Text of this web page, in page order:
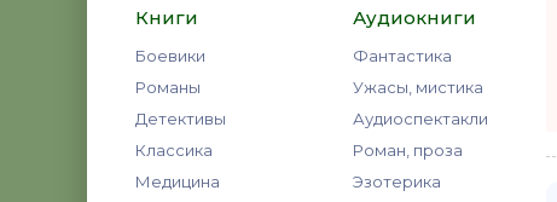
Книги
Боевики
Романы
Детективы
Классика
Медицина
Аудиокниги
Фантастика
Ужасы, мистика
Аудиоспектакли
Роман, проза
Эзотерика